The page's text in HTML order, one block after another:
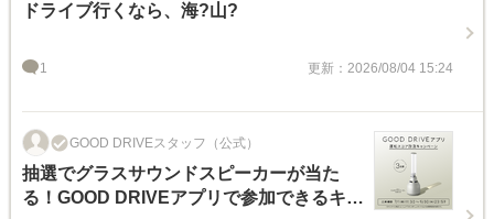
ドライブ行くなら、海?山?
1 更新：2026/08/04 15:24
GOOD DRIVEスタッフ（公式）
抽選でグラスサウンドスピーカーが当た
る！GOOD DRIVEアプリで参加できるキャ